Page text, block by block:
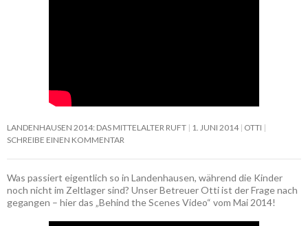
LANDENHAUSEN 2014: DAS MITTELALTER RUFT 1. JUNI 2014 OTTI
SCHREIBE EINEN KOMMENTAR
Was passiert eigentlich so in Landenhausen, während die Kinder
noch nicht im Zeltlager sind? Unser Betreuer Otti ist der Frage nach
gegangen – hier das „Behind the Scenes Video“ vom Mai 2014!